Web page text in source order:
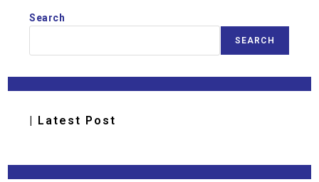
Search
SEARCH
| Latest Post